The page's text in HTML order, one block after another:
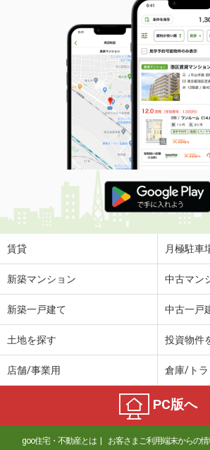
賃貸 月極駐車
新築マンション 中古マン
新築一戸建て 中古一戸
土地を探す 投資物件
店舗/事業用 倉庫/トラ
PC版へ
goo住宅・不動産とは お客さまご利用端末からの